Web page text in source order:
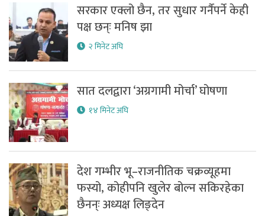
सरकार एक्लो छैन, तर सुधार गर्नैपर्ने केही
पक्ष छन्ः मनिष झा
२ मिनेट अघि
सात दलद्वारा ‘अग्रगामी मोर्चा’ घोषणा
१४ मिनेट अघि
देश गम्भीर भू–राजनीतिक चक्रव्यूहमा
फस्यो, कोहीपनि खुलेर बोल्न सकिरहेका
छैनन्ः अध्यक्ष लिङ्देन